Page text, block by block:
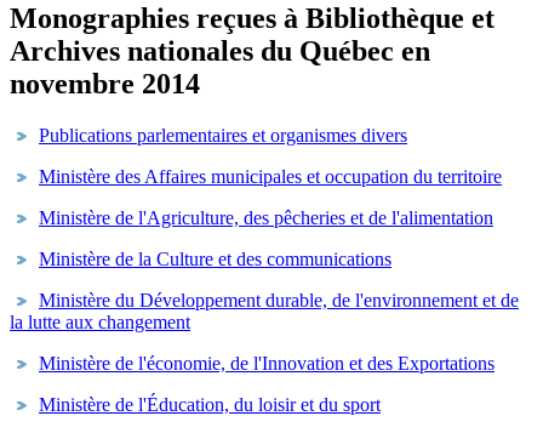
Monographies reçues à Bibliothèque et
Archives nationales du Québec en
novembre 2014
Publications parlementaires et organismes divers
Ministère des Affaires municipales et occupation du territoire
Ministère de l'Agriculture, des pêcheries et de l'alimentation
Ministère de la Culture et des communications
Ministère du Développement durable, de l'environnement et de
la lutte aux changement
Ministère de l'économie, de l'Innovation et des Exportations
Ministère de l'Éducation, du loisir et du sport